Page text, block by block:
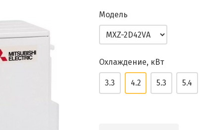
Модель
Охлаждение, кВт
3.3 4.2 5.3 5.4